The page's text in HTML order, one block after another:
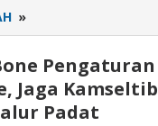
»
Bone
Lalu
Lintas
Sore,
Jaga
Padat